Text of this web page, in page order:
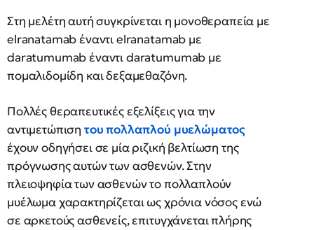
Στη μελέτη αυτή συγκρίνεται η μονοθεραπεία με
elranatamab έναντι elranatamab με
daratumumab έναντι daratumumab με
πομαλιδομίδη και δεξαμεθαζόνη.
Πολλές θεραπευτικές εξελίξεις για την
αντιμετώπιση του πολλαπλού μυελώματος
έχουν οδηγήσει σε μία ριζική βελτίωση της
πρόγνωσης αυτών των ασθενών. Στην
πλειοψηφία των ασθενών το πολλαπλούν
μυέλωμα χαρακτηρίζεται ως χρόνια νόσος ενώ
σε αρκετούς ασθενείς, επιτυγχάνεται πλήρης